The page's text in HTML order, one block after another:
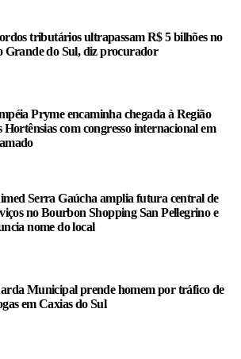
tributários ultrapassam R$ 5 bilhões no
Grande do Sul, diz procurador
Pryme encaminha chegada à Região
Hortênsias com congresso internacional em
Serra Gaúcha amplia futura central de
no Bourbon Shopping San Pellegrino e
nome do local
Municipal prende homem por tráfico de
em Caxias do Sul